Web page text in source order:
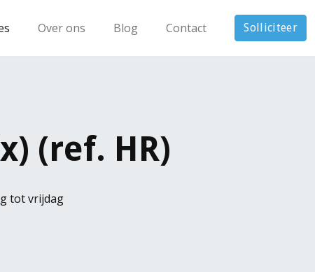
Over ons Blog Contact Solliciteer
(ref. HR)
tot vrijdag